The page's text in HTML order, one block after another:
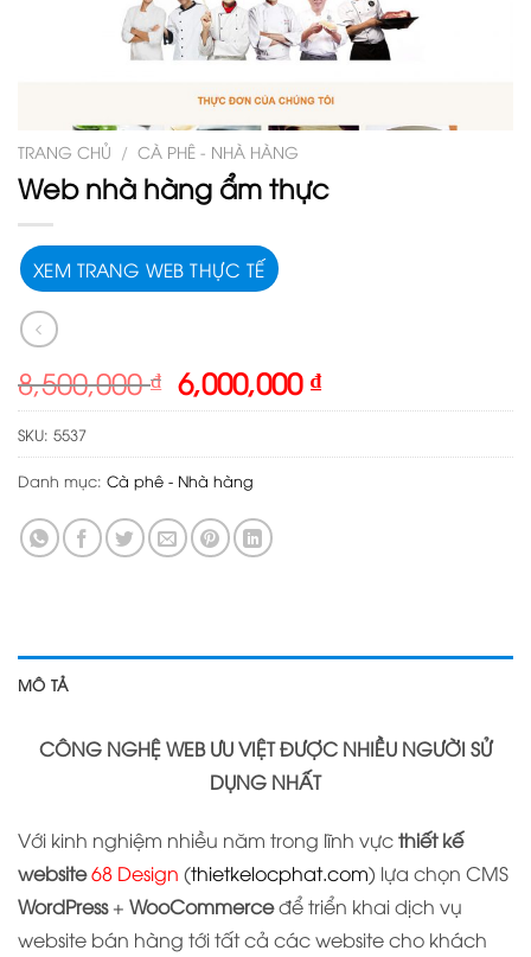
TRANG CHỦ / CÀ PHÊ - NHÀ HÀNG
Web nhà hàng ẩm thực
XEM TRANG WEB THỰC TẾ
8,500,000₫ Giá
gốc
8,500,000 ₫.
6,000,000₫Giá
hiện
là:
SKU: 5537
Danh mục: Cà phê - Nhà hàng
MÔ TẢ
CÔNG NGHỆ WEB ƯU VIỆT ĐƯỢC NHIỀU NGƯỜI SỬ
DỤNG NHẤT
Với kinh nghiệm nhiều năm trong lĩnh vựcthiết kế
website68 Design (thietkelocphat.com) lựa chọn CMS
WordPress+ WooCommerceđể triển khai dịch vụ
website bán hàng tới tất cả các website cho khách